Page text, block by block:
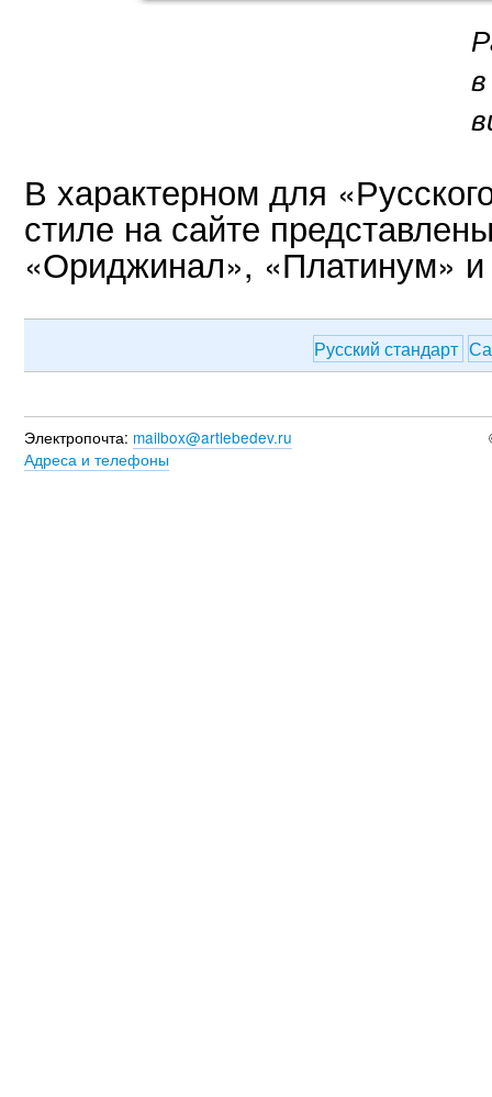
В характерном для
стиле на сайте
«Ориджинал», «Платинум»
Русский стандарт
Электропочта: mailbox@artlebedev.ru
Адреса и телефоны